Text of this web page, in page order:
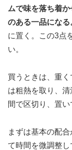
ムで味を落ち着
のある一品になる
に置く。この3点
い。
買うときは、重
は粗熱を取り、
間で区切り、置い
まずは基本の配
て時間を微調整